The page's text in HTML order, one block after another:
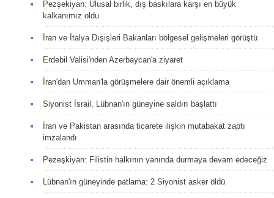
Pezşekiyan: Ulusal birlik, dış baskılara karşı en büyük
kalkanımız oldu
İran ve İtalya Dışişleri Bakanları bölgesel gelişmeleri görüştü
Erdebil Valisi'nden Azerbaycan'a ziyaret
İran'dan Umman'la görüşmelere dair önemli açıklama
Siyonist İsrail, Lübnan'ın güneyine saldırı başlattı
İran ve Pakistan arasında ticarete ilişkin mutabakat zaptı
imzalandı
Pezeşkiyan: Filistin halkının yanında durmaya devam edeceğiz
Lübnan'ın güneyinde patlama: 2 Siyonist asker öldü